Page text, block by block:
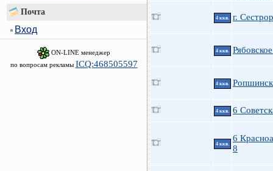
Почта
Вход
ON-LINE менеджер
по вопросам рекламы ICQ:468505597
4 ккв. г.
4 ккв.
4 ккв.
4 ккв. 6
4 ккв.
6
8